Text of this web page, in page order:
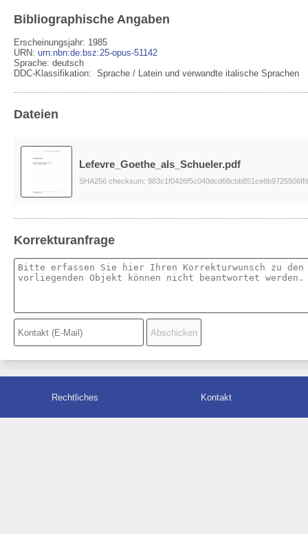
Bibliographische Angaben
Erscheinungsjahr: 1985
URN: urn:nbn:de:bsz:25-opus-51142
Sprache: deutsch
DDC-Klassifikation: Sprache / Latein und verwandte italische Sprachen
Dateien
Lefevre_Goethe_als_Schueler.pdf
SHA256 checksum:
Korrekturanfrage
Rechtliches Kontakt